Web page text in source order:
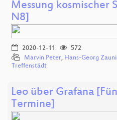
Messung kosmischer
N8]
2020-12-11
572
Marvin Peter, Hans-Georg
Treffenstädt
Leo über Grafana
Termine]